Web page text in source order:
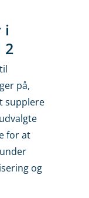
i
2
på,
supplere
for at
og